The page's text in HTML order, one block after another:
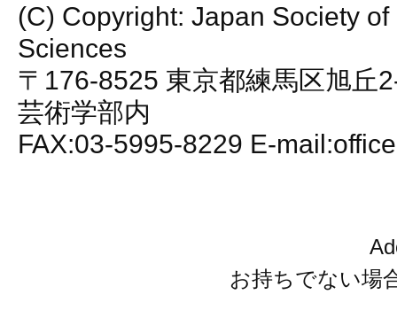
(C) Copyright: Japan Society of
Sciences
〒176-8525 東京都練馬区旭丘
芸術学部内
FAX:03-5995-8229 E-
お持ちでない場